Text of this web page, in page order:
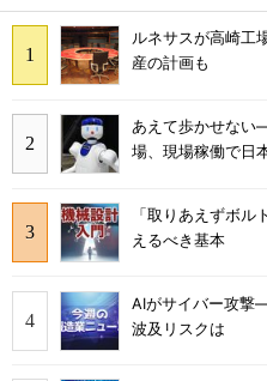
ルネサスが高崎工
産の計画も
あえて歩かせない
場、現場稼働で日
「取りあえずボ
えるべき基本
AIがサイバー攻撃
波及リスクは